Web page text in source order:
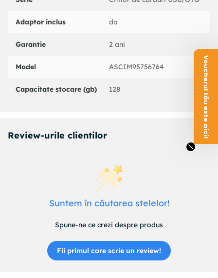
Citeste carduri: micro SD si SD
Culoare neagra
Adaptor inclus da
Garantie 2 ani
Model ASCIM95756764
Capacitate stocare (gb) 128
Review-urile clientilor
Suntem în căutarea stelelor!
Spune-ne ce crezi despre produs
Fii primul care scrie un review!
Voucherul tău este aici!